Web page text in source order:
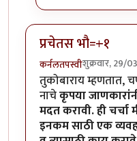
प्रचेतस भौ=+१
कर्नलतपस्वीशुक्रवार, 29/
तुकोबाराय म्हणतात,
नाचेकृपया
मदत करावी. ही चर्चा
इनकम साठी एक